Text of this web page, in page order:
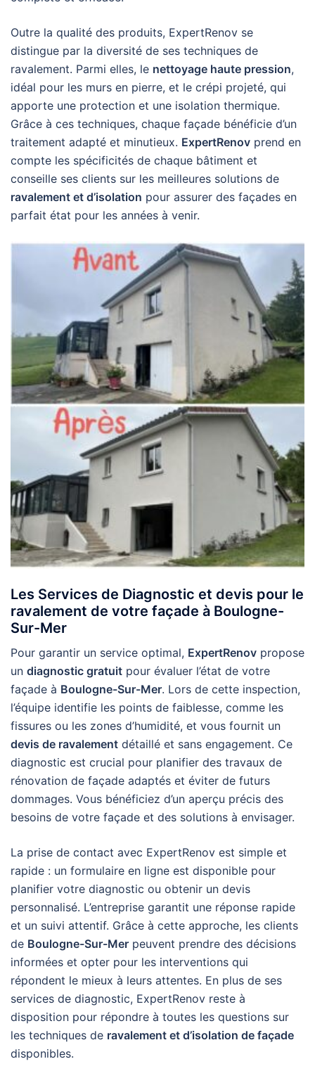
Outre la qualité des produits, ExpertRenov se
distingue par la diversité de ses techniques de
ravalement. Parmi elles, le nettoyage haute pression,
idéal pour les murs en pierre, et le crépi projeté, qui
apporte une protection et une isolation thermique.
Grâce à ces techniques, chaque façade bénéficie d’un
traitement adapté et minutieux. ExpertRenov prend en
compte les spécificités de chaque bâtiment et
conseille ses clients sur les meilleures solutions de
ravalement et d’isolation pour assurer des façades en
parfait état pour les années à venir.
Les Services de Diagnostic et devis pour le
ravalement de votre façade à Boulogne-
Sur-Mer
Pour garantir un service optimal, ExpertRenov propose
un diagnostic gratuit pour évaluer l’état de votre
façade à Boulogne-Sur-Mer. Lors de cette inspection,
l’équipe identifie les points de faiblesse, comme les
fissures ou les zones d’humidité, et vous fournit un
devis de ravalement détaillé et sans engagement. Ce
diagnostic est crucial pour planifier des travaux de
rénovation de façade adaptés et éviter de futurs
dommages. Vous bénéficiez d’un aperçu précis des
besoins de votre façade et des solutions à envisager.
La prise de contact avec ExpertRenov est simple et
rapide : un formulaire en ligne est disponible pour
planifier votre diagnostic ou obtenir un devis
personnalisé. L’entreprise garantit une réponse rapide
et un suivi attentif. Grâce à cette approche, les clients
de Boulogne-Sur-Mer peuvent prendre des décisions
informées et opter pour les interventions qui
répondent le mieux à leurs attentes. En plus de ses
services de diagnostic, ExpertRenov reste à
disposition pour répondre à toutes les questions sur
les techniques de ravalement et d’isolation de façade
disponibles.